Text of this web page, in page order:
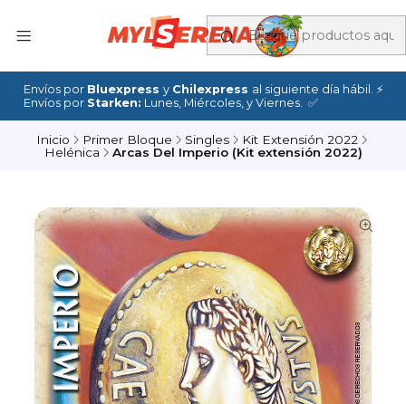
Envíos por Bluexpress y Chilexpress al siguiente día hábil. ⚡
Envíos por Starken: Lunes, Miércoles, y Viernes. ✅
Inicio Primer Bloque Singles
Kit Extensión 2022
Helénica
Arcas Del Imperio (Kit extensión 2022)